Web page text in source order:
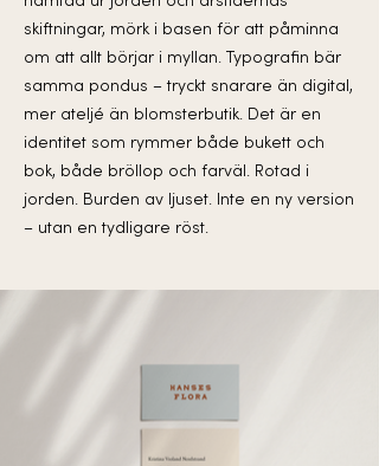
skiftningar, mörk i basen för att påminna
om att allt börjar i myllan. Typografin bär
samma pondus – tryckt snarare än digital,
mer ateljé än blomsterbutik. Det är en
identitet som rymmer både bukett och
bok, både bröllop och farväl. Rotad i
jorden. Burden av ljuset. Inte en ny version
– utan en tydligare röst.